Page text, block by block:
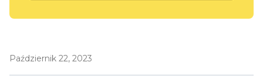
Październik 22, 2023